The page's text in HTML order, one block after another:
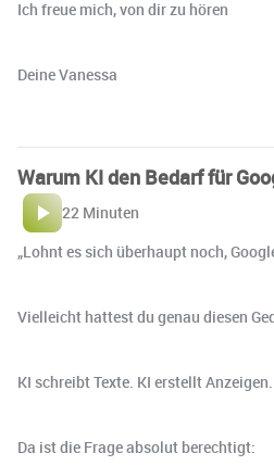
Ich freue mich, von dir zu hören
Deine Vanessa
Warum KI den Bedarf für
22 Minuten
„Lohnt es sich überhaupt noch,
Vielleicht hattest du genau diesen
KI schreibt Texte. KI erstellt
Da ist die Frage absolut berechtigt: